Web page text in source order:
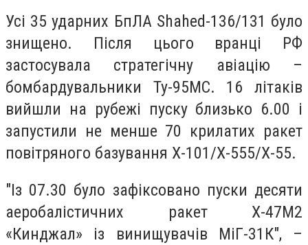
Усі 35 ударних БпЛА Shahed-136/131 було
знищено. Після цього вранці РФ
застосувала стратегічну авіацію –
бомбардувальники Ту-95МС. 16 літаків
вийшли на рубежі пуску близько 6.00 і
запустили не менше 70 крилатих ракет
повітряного базування Х-101/Х-555/Х-55.
"Із 07.30 було зафіксовано пуски десяти
аеробалістичних ракет Х-47М2
«Кинджал» із винищувачів МіГ-31К", –